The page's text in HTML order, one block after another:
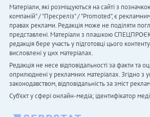
Матеріали, які розміщуються на сайті з
компаній" / "Пресреліз" / "Promoted", є
правах реклами. Редакція може не поділяти
представлені. Матеріали з плашкою
редакція бере участь у підготовці цього
висловлені у цих матеріалах.
Редакція не несе відповідальності за факти та
оприлюднені у рекламних матеріалах. Згідно з
законодавством, відповідальність за зміст
Cуб'єкт у сфері онлайн-медіа; ідентифікатор